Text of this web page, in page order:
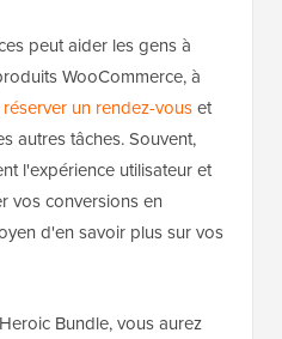
peut aider les gens à
WooCommerce, à
réserver un rendez-vouset
autres tâches. Souvent,
l'expérience utilisateur et
vos conversions en
d'en savoir plus sur vos
Bundle, vous aurez